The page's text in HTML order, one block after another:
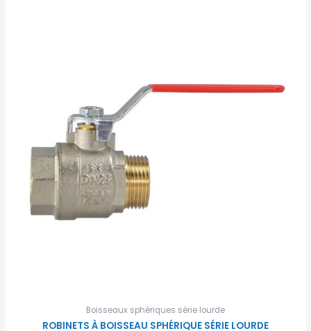
Boisseaux sphériques série lourde
ROBINETS À BOISSEAU SPHÉRIQUE SÉRIE LOURDE